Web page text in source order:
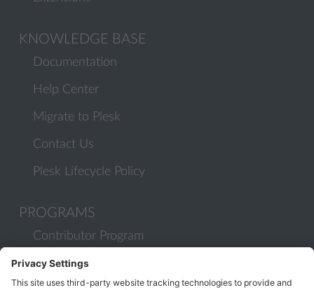
KNOWLEDGE BASE
Documentation
Help Center
Migrate to Plesk
Contact Us
Plesk Lifecycle Policy
PROGRAMS
Contributor Program
Partner Program